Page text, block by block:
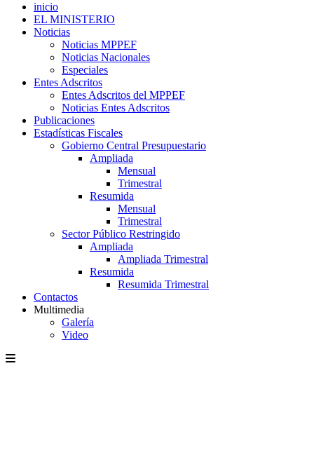
inicio
EL MINISTERIO
Noticias
Noticias MPPEF
Noticias Nacionales
Especiales
Entes Adscritos
Entes Adscritos del MPPEF
Noticias Entes Adscritos
Publicaciones
Estadísticas Fiscales
Gobierno Central Presupuestario
Ampliada
Mensual
Trimestral
Resumida
Mensual
Trimestral
Sector Público Restringido
Ampliada
Ampliada Trimestral
Resumida
Resumida Trimestral
Contactos
Multimedia
Galería
Video